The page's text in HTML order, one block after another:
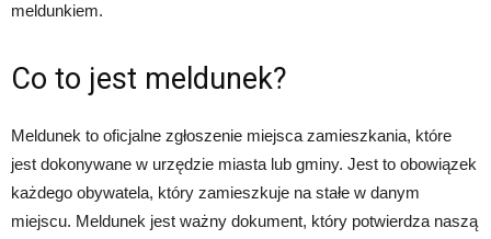
meldunkiem.
Co to jest meldunek?
Meldunek to oficjalne zgłoszenie miejsca zamieszkania, które
jest dokonywane w urzędzie miasta lub gminy. Jest to obowiązek
każdego obywatela, który zamieszkuje na stałe w danym
miejscu. Meldunek jest ważny dokument, który potwierdza naszą